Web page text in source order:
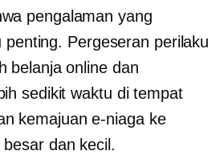
pengalaman yang
penting. Pergeseran perilaku
belanja online dan
sedikit waktu di tempat
kemajuan e-niaga ke
dan kecil.